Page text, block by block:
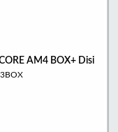
AM4 BOX+ Disi